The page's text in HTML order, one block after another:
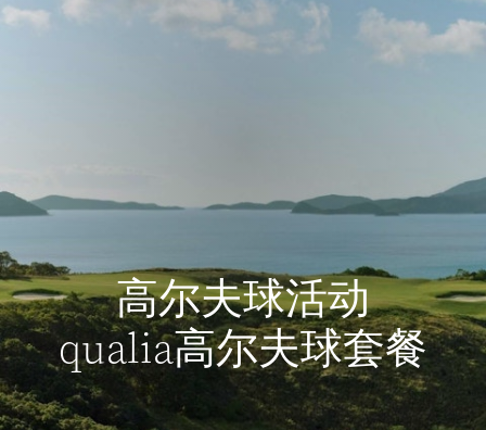
高尔夫球活动
qualia高尔夫球套餐